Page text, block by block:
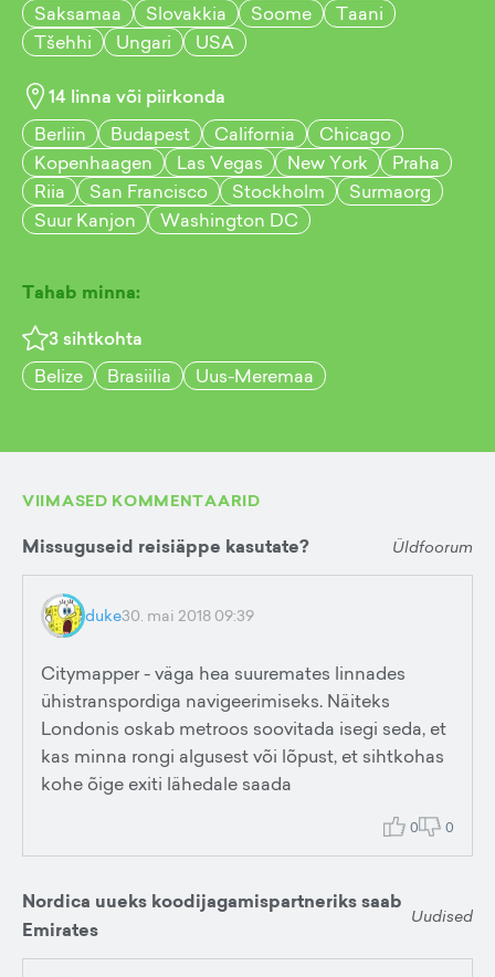
Saksamaa
Slovakkia Soome
Taani
Tšehhi
Ungari USA
14 linna või piirkonda
Berliin
Budapest California
Chicago
Kopenhaagen
Las Vegas New York
Praha
Riia
San Francisco Stockholm
Surmaorg
Suur Kanjon
Washington DC
Tahab minna:
3 sihtkohta
Belize
Brasiilia Uus-Meremaa
VIIMASED KOMMENTAARID
Missuguseid reisiäppe kasutate? Üldfoorum
duke30. mai 2018 09:39
Citymapper - väga hea suuremates linnades
ühistranspordiga navigeerimiseks. Näiteks
Londonis oskab metroos soovitada isegi seda, et
kas minna rongi algusest või lõpust, et sihtkohas
kohe õige exiti lähedale saada
0 0
Nordica uueks koodijagamispartneriks saab
Emirates
Uudised